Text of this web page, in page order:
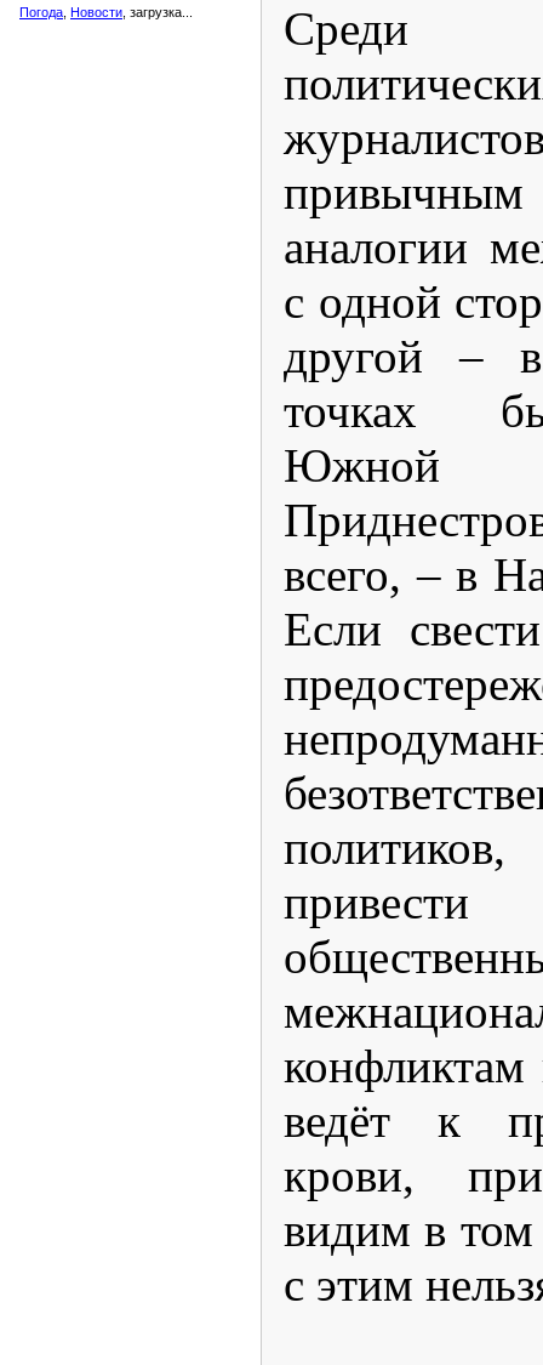
Погода Новости , загрузка...
Среди
аналогии
с одной
другой –
точках
всего, – в
Если
конфликтам
ведёт к
крови,
видим в том
с этим